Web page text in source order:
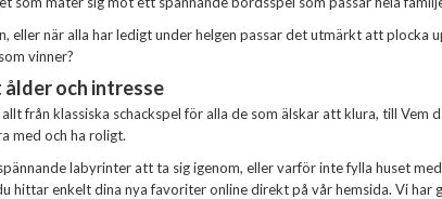
eller när alla har ledigt under helgen passar det utmärkt att plocka
vinner?
ålder och intresse
från klassiska schackspel för alla de som älskar att klura, till Vem
med och ha roligt.
labyrinter att ta sig igenom, eller varför inte fylla huset
hittar enkelt dina nya favoriter online direkt på vår hemsida. Vi